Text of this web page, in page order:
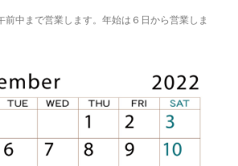
前中まで営業します。年始は６日から営業しま